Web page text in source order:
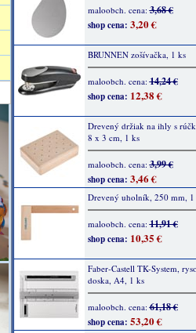
maloobch. cena:3,68 €
shop cena: 3,20 €
BRUNNEN zošívačka, 1 ks
maloobch. cena:14,24 €
shop cena: 12,38 €
Drevený držiak na ihly s
8 x 3 cm, 1 ks
maloobch. cena:3,99 €
shop cena: 3,46 €
Drevený uholník, 250 mm, 1
maloobch. cena:11,91 €
shop cena: 10,35 €
Faber-Castell TK-System,
doska, A4, 1 ks
maloobch. cena:61,18 €
shop cena: 53,20 €